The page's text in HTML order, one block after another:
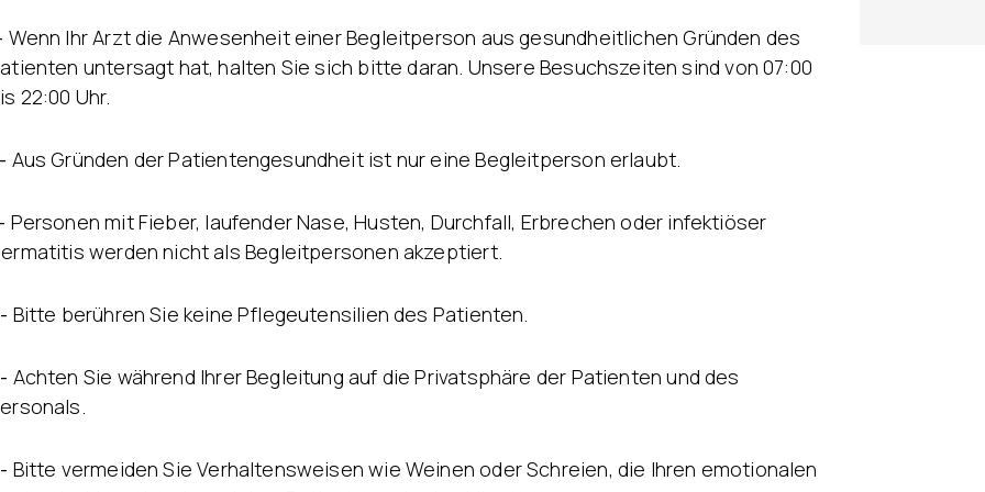
Nicht-chirurgisches
Facelifting
Endolift
Ultherapie
fokussierter Ultraschall
Scarlet X (Goldene
Nadel)
Faden-Facelift
Akne-Behandlung
Chemisches Peeling
Alloblast
Autologe
Stammzelltherapie
Hautpflege
Vitamin für die Hände
Ausdünnung
CoolSculpting
Dehnungsstreifen
Lymphdrainage
Wenn Ihr Arzt die Anwesenheit einer Begleitperson aus gesundheitlichen Gründen des
untersagt hat, halten Sie sich bitte daran. Unsere Besuchszeiten sind von 07:00
22:00 Uhr.
Aus Gründen der Patientengesundheit ist nur eine Begleitperson erlaubt.
Personen mit Fieber, laufender Nase, Husten, Durchfall, Erbrechen oder infektiöser
werden nicht als Begleitpersonen akzeptiert.
Bitte berühren Sie keine Pflegeutensilien des Patienten.
Achten Sie während Ihrer Begleitung auf die Privatsphäre der Patienten und des
Bitte vermeiden Sie Verhaltensweisen wie Weinen oder Schreien, die Ihren emotionalen